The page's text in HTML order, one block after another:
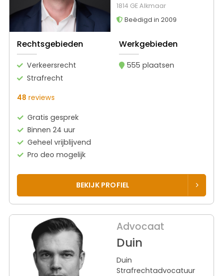
1814 GE Alkmaar
Beëdigd in 2009
Rechtsgebieden
Verkeersrecht
Strafrecht
Werkgebieden
555 plaatsen
48 reviews
Gratis gesprek
Binnen 24 uur
Geheel vrijblijvend
Pro deo mogelijk
BEKIJK PROFIEL
Advocaat
Duin
Duin
Strafrechtadvocatuur